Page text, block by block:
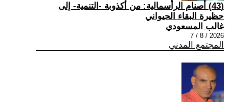
(43) أصنام الرأسمالية: من أكذوبة -التنمية- إلى
حظيرة البقاء الحيواني
غالب المسعودي
2026 / 8 / 7
المجتمع المدني